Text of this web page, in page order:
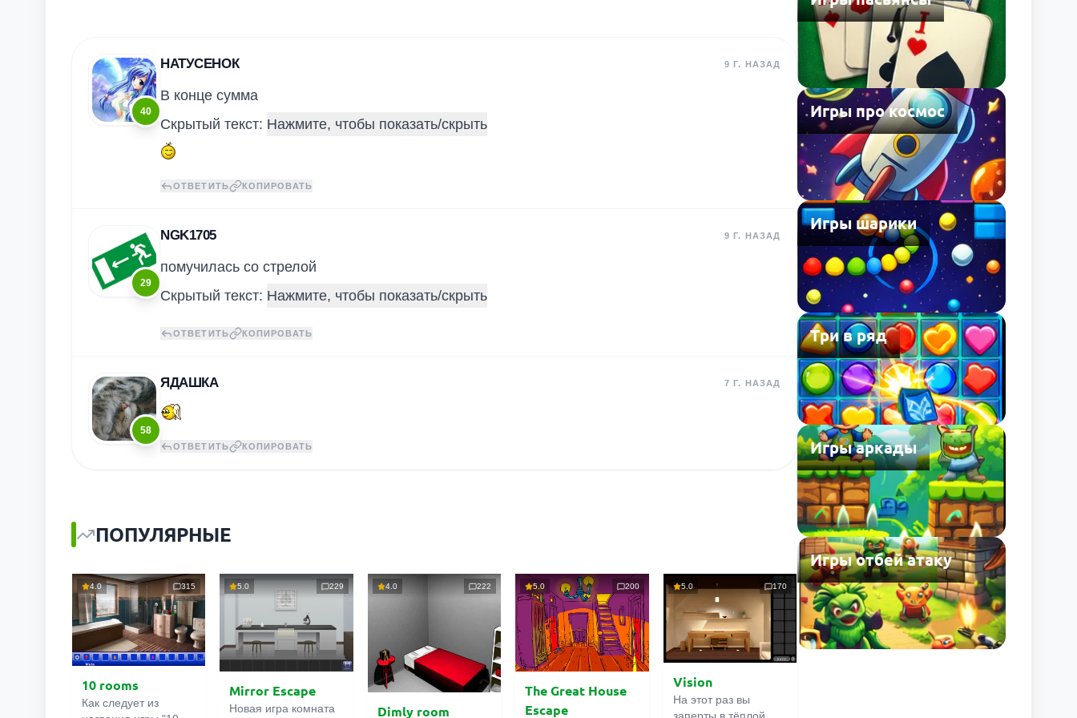
40
НАТУСЕНОК 9 Г. НАЗАД
В конце сумма
Скрытый текст:
ОТВЕТИТЬ КОПИРОВАТЬ
29
NGK1705 9 Г. НАЗАД
помучилась со стрелой
Скрытый текст:
ОТВЕТИТЬ КОПИРОВАТЬ
58
ЯДАШКА 7 Г. НАЗАД
ОТВЕТИТЬ КОПИРОВАТЬ
ПОПУЛЯРНЫЕ
4.0 315
10 rooms
Как следует из
5.0 229
Mirror Escape
Новая игра комната
4.0 222
Dimly room
5.0 200
The Great House
Escape
5.0 170
Vision
На этот раз вы
заперты в тёплой
Игры про космос
Игры шарики
Три в ряд
Игры аркады
Игры отбей атаку